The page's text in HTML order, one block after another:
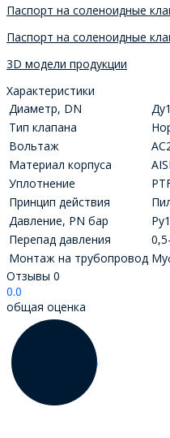
Паспорт на соленоидные
Паспорт на соленоидные
3D модели продукции
Характеристики
Диаметр, DN
Тип клапана
Вольтаж
Материал корпуса
Уплотнение
Принцип действия
Давление, PN бар
Перепад давления
Монтаж на трубопровод
Отзывы 0
0.0
общая оценка